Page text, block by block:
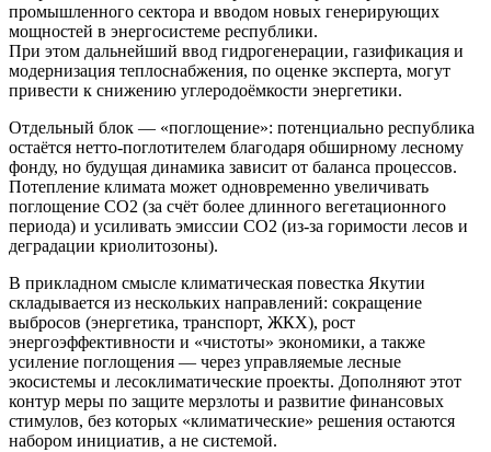
промышленного сектора и вводом новых генерирующих
мощностей в энергосистеме республики.
При этом дальнейший ввод гидрогенерации, газификация и
модернизация теплоснабжения, по оценке эксперта, могут
привести к снижению углеродоёмкости энергетики.
Отдельный блок — «поглощение»: потенциально республика
остаётся нетто‑поглотителем благодаря обширному лесному
фонду, но будущая динамика зависит от баланса процессов.
Потепление климата может одновременно увеличивать
поглощение CO2 (за счёт более длинного вегетационного
периода) и усиливать эмиссии CO2 (из‑за горимости лесов и
деградации криолитозоны).
В прикладном смысле климатическая повестка Якутии
складывается из нескольких направлений: сокращение
выбросов (энергетика, транспорт, ЖКХ), рост
энергоэффективности и «чистоты» экономики, а также
усиление поглощения — через управляемые лесные
экосистемы и лесоклиматические проекты. Дополняют этот
контур меры по защите мерзлоты и развитие финансовых
стимулов, без которых «климатические» решения остаются
набором инициатив, а не системой.